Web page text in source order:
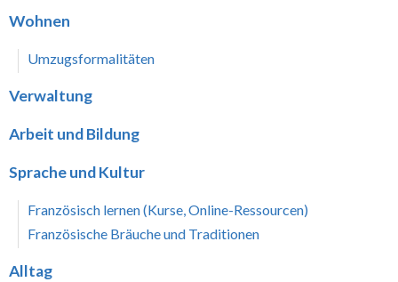
Wohnen
Umzugsformalitäten
Verwaltung
Arbeit und Bildung
Sprache und Kultur
Französisch lernen (Kurse, Online-Ressourcen)
Französische Bräuche und Traditionen
Alltag